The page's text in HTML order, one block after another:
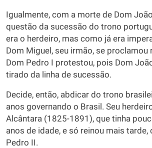
Igualmente, com a morte de Dom
questão da sucessão do trono
era o herdeiro, mas como já era
Dom Miguel, seu irmão, se proclamou
Dom Pedro I protestou, pois Dom
tirado da linha de sucessão.
Decide, então, abdicar do trono
anos governando o Brasil. Seu
Alcântara (1825-1891), que tinha
anos de idade, e só reinou mais tarde,
Pedro II.